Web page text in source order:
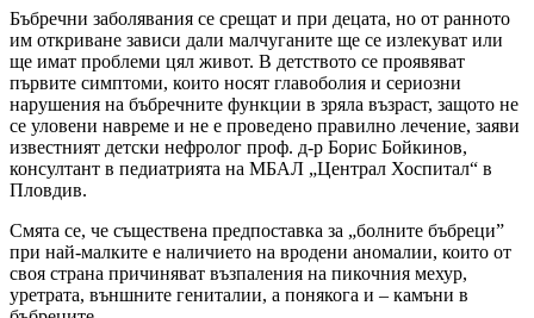
Бъбречни заболявания се срещат и при децата, но от ранното
им откриване зависи дали малчуганите ще се излекуват или
ще имат проблеми цял живот. В детството се проявяват
първите симптоми, които носят главоболия и сериозни
нарушения на бъбречните функции в зряла възраст, защото не
се уловени навреме и не е проведено правилно лечение, заяви
известният детски нефролог проф. д-р Борис Бойкинов,
консултант в педиатрията на МБАЛ „Централ Хоспитал“ в
Пловдив.
Смята се, че съществена предпоставка за „болните бъбреци”
при най-малките е наличието на вродени аномалии, които от
своя страна причиняват възпаления на пикочния мехур,
уретрата, външните гениталии, а понякога и – камъни в